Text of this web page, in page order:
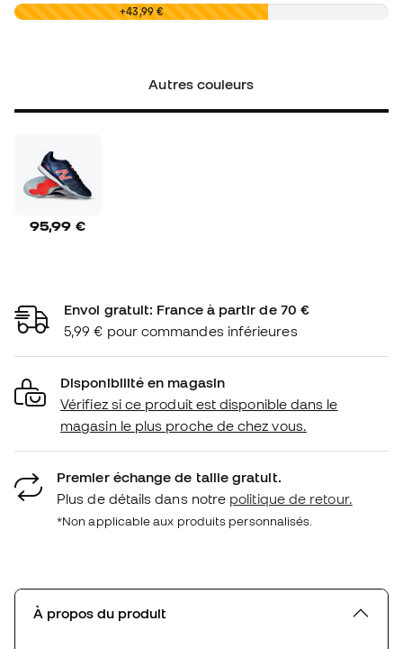
0,00 € +43,99 €
Autres couleurs
95,99 €
Envoi gratuit: France à partir de 70 €
5,99 € pour commandes inférieures
Disponibilité en magasin
Vérifiez si ce produit est disponible dans le
magasin le plus proche de chez vous.
Premier échange de taille gratuit.
Plus de détails dans notre politique de retour.
*Non applicable aux produits personnalisés.
À propos du produit